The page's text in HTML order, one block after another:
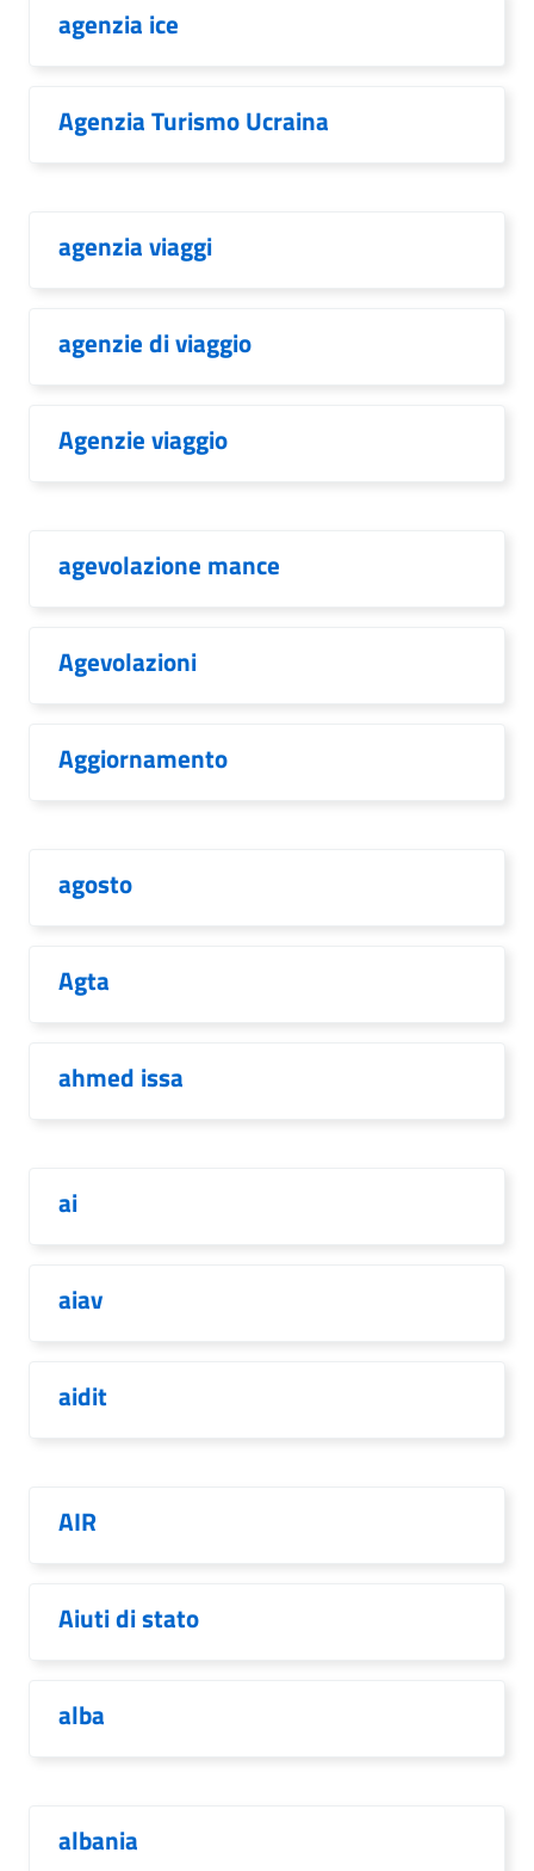
agenzia ice
Agenzia Turismo Ucraina
agenzia viaggi
agenzie di viaggio
Agenzie viaggio
agevolazione mance
Agevolazioni
Aggiornamento
agosto
Agta
ahmed issa
ai
aiav
aidit
AIR
Aiuti di stato
alba
albania